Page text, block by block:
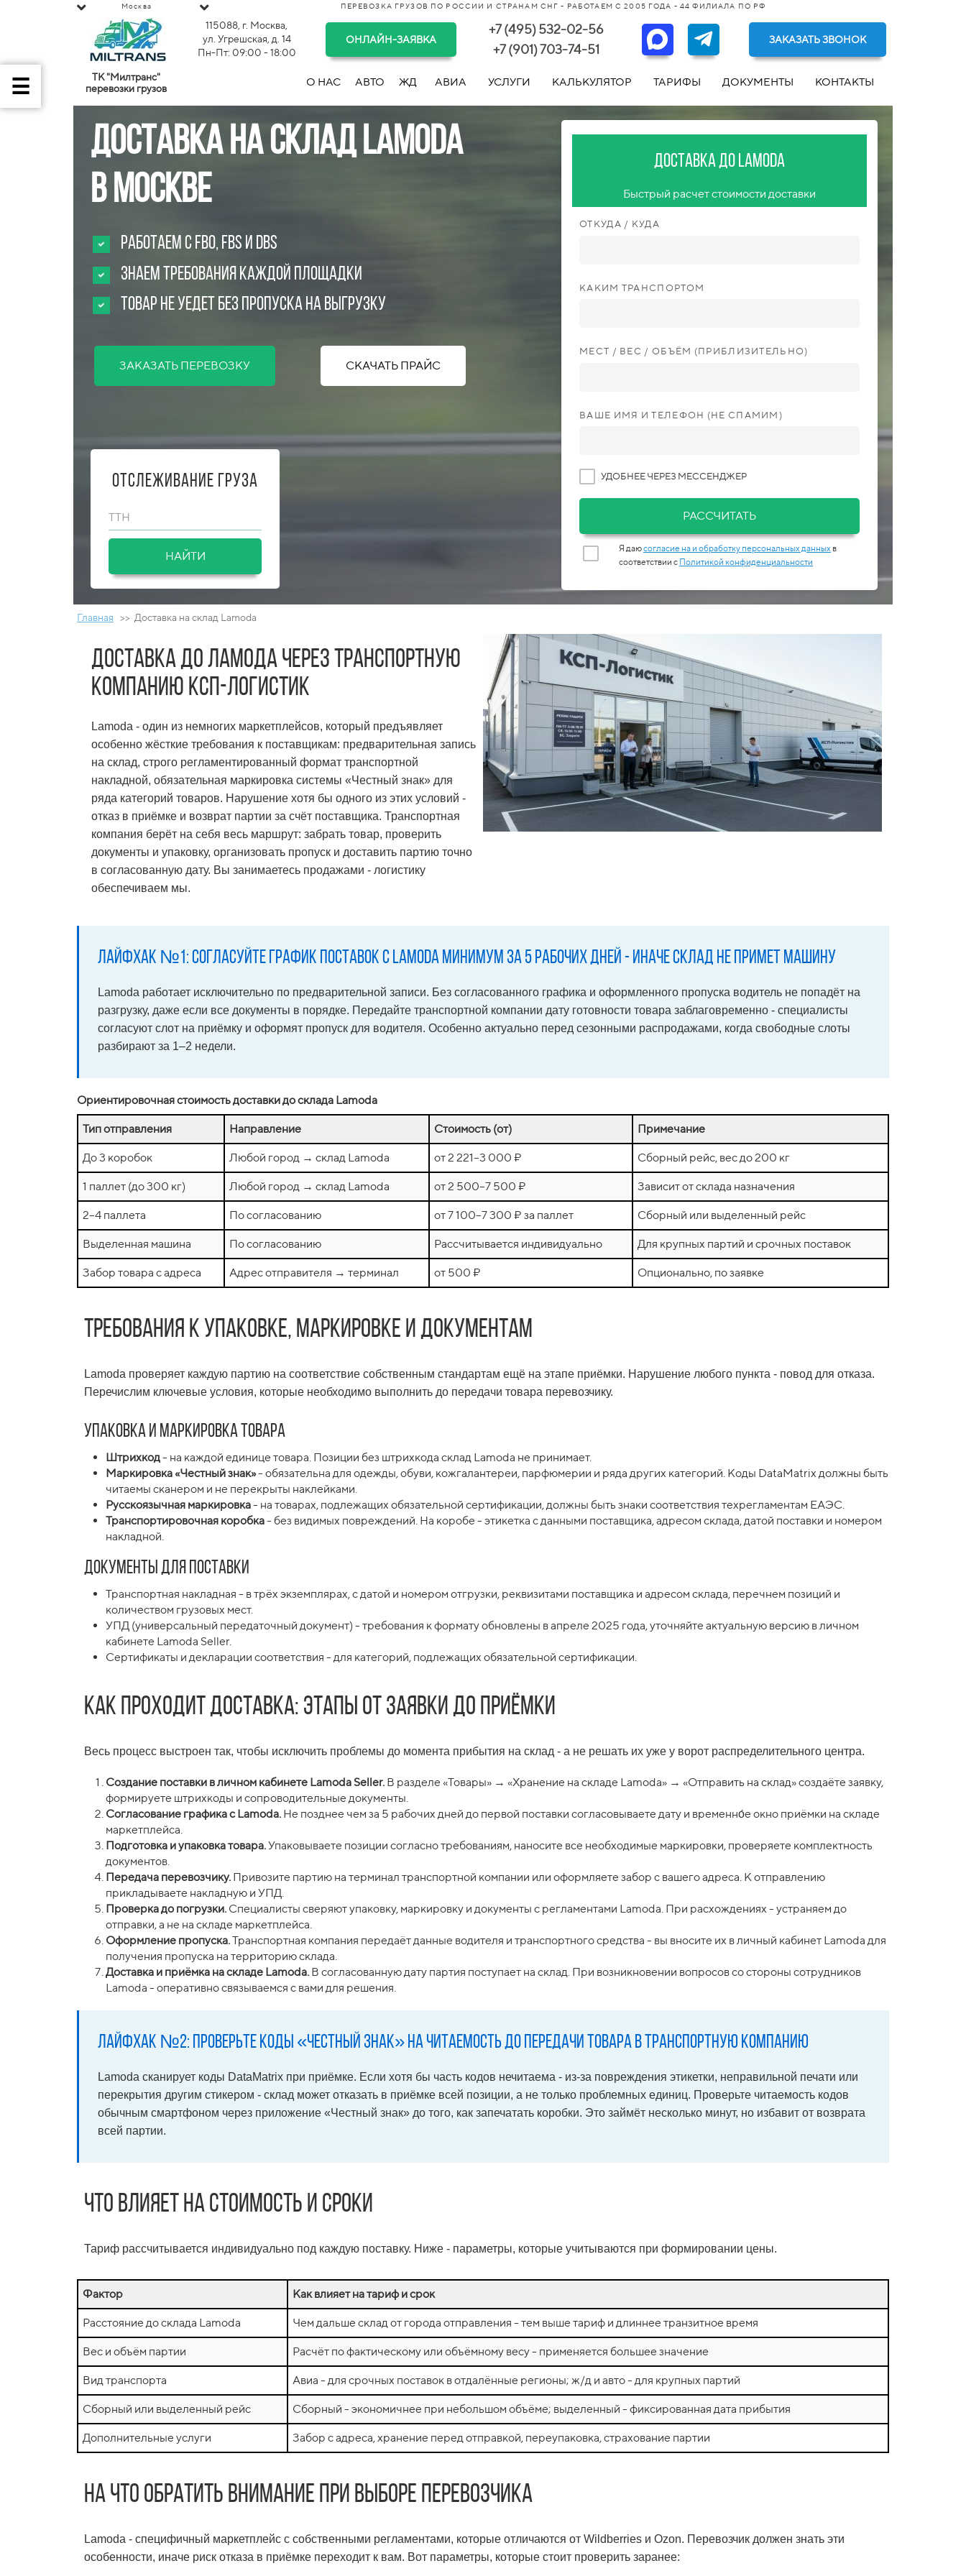
Москва ПЕРЕВОЗКА ГРУЗОВ ПО РОССИИ И СТРАНАМ СНГ - РАБОТАЕМ С 2005 ГОДА - 44 ФИЛИАЛА ПО РФ
115088, г. Москва,
ул. Угрешская, д. 14
Пн-Пт: 09:00 - 18:00
ОНЛАЙН-ЗАЯВКА
+7 (495) 532-02-56
+7 (901) 703-74-51
ЗАКАЗАТЬ ЗВОНОК
ТК "Милтранс"
перевозки грузов
О НАС АВТО ЖД АВИА УСЛУГИ КАЛЬКУЛЯТОР ТАРИФЫ ДОКУМЕНТЫ КОНТАКТЫ
Доставка на склад Lamoda
в Москве
Работаем с FBO, FBS и DBS
Знаем требования каждой площадки
Товар не уедет без пропуска на выгрузку
ЗАКАЗАТЬ ПЕРЕВОЗКУ СКАЧАТЬ ПРАЙС
Отслеживание груза
ТТН
НАЙТИ
Доставка до Lamoda
Быстрый расчет стоимости доставки
ОТКУДА / КУДА
КАКИМ ТРАНСПОРТОМ
МЕСТ / ВЕС / ОБЪЁМ (ПРИБЛИЗИТЕЛЬНО)
ВАШЕ ИМЯ И ТЕЛЕФОН (НЕ СПАМИМ)
УДОБНЕЕ ЧЕРЕЗ МЕССЕНДЖЕР
РАССЧИТАТЬ
Я даюсогласие на и обработку персональных данных в
соответствии с Политикой конфиденциальности
Главная >> Доставка на склад Lamoda
Доставка до Ламодачерез транспортную
компанию КСП-Логистик
Lamoda - один из немногих маркетплейсов, который предъявляет
особенно жёсткие требования к поставщикам: предварительная запись
на склад, строго регламентированный формат транспортной
накладной, обязательная маркировка системы «Честный знак» для
ряда категорий товаров. Нарушение хотя бы одного из этих условий -
отказ в приёмке и возврат партии за счёт поставщика. Транспортная
компания берёт на себя весь маршрут: забрать товар, проверить
документы и упаковку, организовать пропуск и доставить партию точно
в согласованную дату. Вы занимаетесь продажами - логистику
обеспечиваем мы.
Лайфхак №1: согласуйте график поставок с Lamoda минимум за 5 рабочих дней - иначе склад не примет машину
Lamoda работает исключительно по предварительной записи. Без согласованного графика и оформленного пропуска водитель не попадёт на
разгрузку, даже если все документы в порядке. Передайте транспортной компании дату готовности товара заблаговременно - специалисты
согласуют слот на приёмку и оформят пропуск для водителя. Особенно актуально перед сезонными распродажами, когда свободные слоты
разбирают за 1–2 недели.
Ориентировочная стоимость доставки до склада Lamoda
Тип отправления Направление Стоимость (от) Примечание
До 3 коробок Любой город → склад Lamoda от 2 221–3 000 ₽ Сборный рейс, вес до 200 кг
1 паллет (до 300 кг) Любой город → склад Lamoda от 2 500–7 500 ₽ Зависит от склада назначения
2–4 паллета По согласованию от 7 100–7 300 ₽ за паллет Сборный или выделенный рейс
Выделенная машина По согласованию Рассчитывается индивидуально Для крупных партий и срочных поставок
Забор товара с адреса Адрес отправителя → терминал от 500 ₽ Опционально, по заявке
Требования к упаковке, маркировке и документам
Lamoda проверяет каждую партию на соответствие собственным стандартам ещё на этапе приёмки. Нарушение любого пункта - повод для отказа.
Перечислим ключевые условия, которые необходимо выполнить до передачи товара перевозчику.
Упаковка и маркировка товара
Штрихкод- на каждой единице товара. Позиции без штрихкода склад Lamoda не принимает.
Маркировка «Честный знак»- обязательна для одежды, обуви, кожгалантереи, парфюмерии и ряда других категорий. Коды DataMatrix должны быть
читаемы сканером и не перекрыты наклейками.
Русскоязычная маркировка- на товарах, подлежащих обязательной сертификации, должны быть знаки соответствия техрегламентам ЕАЭС.
Транспортировочная коробка- без видимых повреждений. На коробе - этикетка с данными поставщика, адресом склада, датой поставки и номером
накладной.
Документы для поставки
Транспортная накладная - в трёх экземплярах, с датой и номером отгрузки, реквизитами поставщика и адресом склада, перечнем позиций и
количеством грузовых мест.
УПД (универсальный передаточный документ) - требования к формату обновлены в апреле 2025 года, уточняйте актуальную версию в личном
кабинете Lamoda Seller.
Сертификаты и декларации соответствия - для категорий, подлежащих обязательной сертификации.
Как проходит доставка: этапы от заявки до приёмки
Весь процесс выстроен так, чтобы исключить проблемы до момента прибытия на склад - а не решать их уже у ворот распределительного центра.
Создание поставки в личном кабинете Lamoda Seller. В разделе «Товары» → «Хранение на складе Lamoda» → «Отправить на склад» создаёте заявку,
формируете штрихкоды и сопроводительные документы.
Согласование графика с Lamoda. Не позднее чем за 5 рабочих дней до первой поставки согласовываете дату и временно́е окно приёмки на складе
маркетплейса.
Подготовка и упаковка товара.Упаковываете позиции согласно требованиям, наносите все необходимые маркировки, проверяете комплектность
документов.
Передача перевозчику. Привозите партию на терминал транспортной компании или оформляете забор с вашего адреса. К отправлению
прикладываете накладную и УПД.
Проверка до погрузки. Специалисты сверяют упаковку, маркировку и документы с регламентами Lamoda. При расхождениях - устраняем до
отправки, а не на складе маркетплейса.
Оформление пропуска.Транспортная компания передаёт данные водителя и транспортного средства - вы вносите их в личный кабинет Lamoda для
получения пропуска на территорию склада.
Доставка и приёмка на складе Lamoda. В согласованную дату партия поступает на склад. При возникновении вопросов со стороны сотрудников
Lamoda - оперативно связываемся с вами для решения.
Лайфхак №2: проверьте коды «Честный знак» на читаемость до передачи товара в транспортную компанию
Lamoda сканирует коды DataMatrix при приёмке. Если хотя бы часть кодов нечитаема - из-за повреждения этикетки, неправильной печати или
перекрытия другим стикером - склад может отказать в приёмке всей позиции, а не только проблемных единиц. Проверьте читаемость кодов
обычным смартфоном через приложение «Честный знак» до того, как запечатать коробки. Это займёт несколько минут, но избавит от возврата
всей партии.
Что влияет на стоимость и сроки
Тариф рассчитывается индивидуально под каждую поставку. Ниже - параметры, которые учитываются при формировании цены.
Фактор Как влияет на тариф и срок
Расстояние до склада Lamoda Чем дальше склад от города отправления - тем выше тариф и длиннее транзитное время
Вес и объём партии Расчёт по фактическому или объёмному весу - применяется большее значение
Вид транспорта Авиа - для срочных поставок в отдалённые регионы; ж/д и авто - для крупных партий
Сборный или выделенный рейс Сборный - экономичнее при небольшом объёме; выделенный - фиксированная дата прибытия
Дополнительные услуги Забор с адреса, хранение перед отправкой, переупаковка, страхование партии
На что обратить внимание при выборе перевозчика
Lamoda - специфичный маркетплейс с собственными регламентами, которые отличаются от Wildberries и Ozon. Перевозчик должен знать эти
особенности, иначе риск отказа в приёмке переходит к вам. Вот параметры, которые стоит проверить заранее: